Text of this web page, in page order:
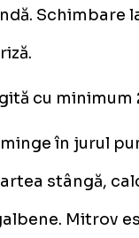
Schimbare
cu minimum
în jurul
stângă,
Mitrov